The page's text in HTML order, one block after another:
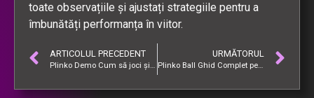
toate observațiile și ajustați strategiile pentru a
îmbunătăți performanța în viitor.
ARTICOLUL PRECEDENT
Plinko Demo Cum să joci și să câștigi fără riscuri Ghid complet
URMĂTORUL
Plinko Ball Ghid Complet pentru Jocuri de Noroc Online în România